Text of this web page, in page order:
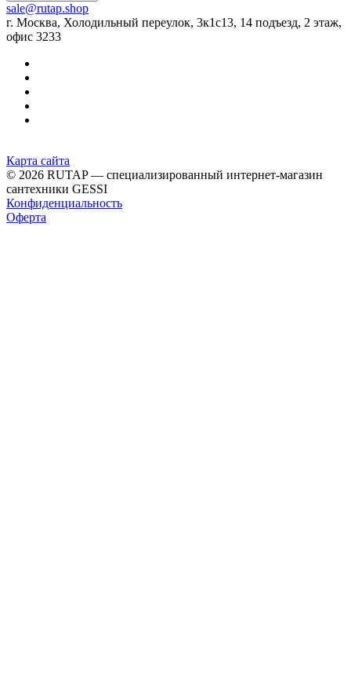
sale@rutap.shop
г. Москва, Холодильный переулок, 3к1с13, 14 подъезд, 2 этаж,
офис 3233
Карта сайта
© 2026 RUTAP — специализированный интернет-магазин
сантехники GESSI
Конфиденциальность
Оферта